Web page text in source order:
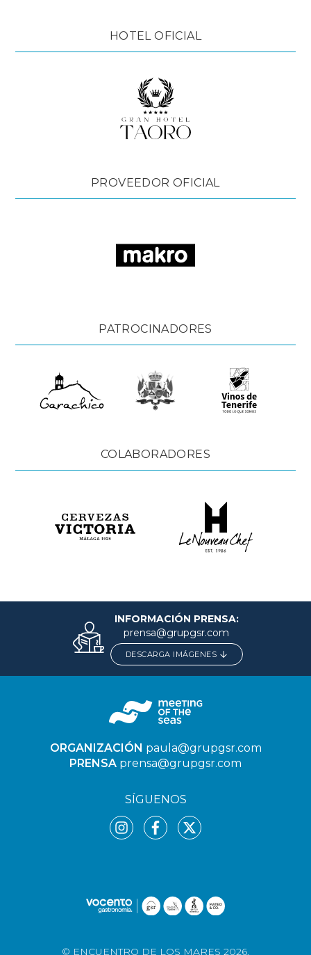
HOTEL OFICIAL
PROVEEDOR OFICIAL
PATROCINADORES
COLABORADORES
INFORMACIÓN PRENSA:
prensa@grupgsr.com
DESCARGA IMÁGENES
ORGANIZACIÓN paula@grupgsr.com
PRENSA prensa@grupgsr.com
SÍGUENOS
© ENCUENTRO DE LOS MARES 2026.